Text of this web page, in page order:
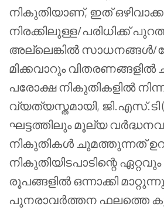
നികുതിയാണ്, ഇത്
നിരക്കിലുള്ള/പരിധിക്ക്
അല്ലെങ്കിൽ
മിക്കവാറും വിതരണങ്ങളിൽ
പരോക്ഷ നികുതികളിൽ
വ്യത്യസ്തമായി, ജി.എസ്.ടി
ഘട്ടത്തിലും മൂല്യ
നികുതികൾ ചുമത്തുന്നത്
നികുതിയിടപാടിന്റെ
രൂപങ്ങളിൽ ഒന്നാക്കി
പുനരാവർത്തന ഫലത്തെ